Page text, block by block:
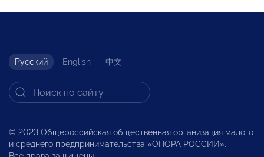
Русский English 中文
© 2023 Общероссийская общественная организация малого
и среднего предпринимательства «ОПОРА РОССИИ».